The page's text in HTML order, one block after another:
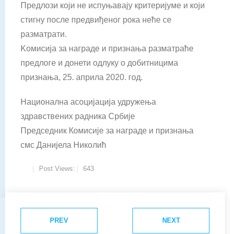
Предлози који не испуњавају критеријуме и који
стигну после предвиђеног рока неће се
разматрати.
Kомисија за награде и признања разматраће
предлоге и донети одлуку о добитницима
признања, 25. априла 2020. год.
Национална асоцијација удружења
здравствених радника Србије
Председник Комисије за награде и признања
смс Данијела Николић
Post Views: 643
PREV NEXT